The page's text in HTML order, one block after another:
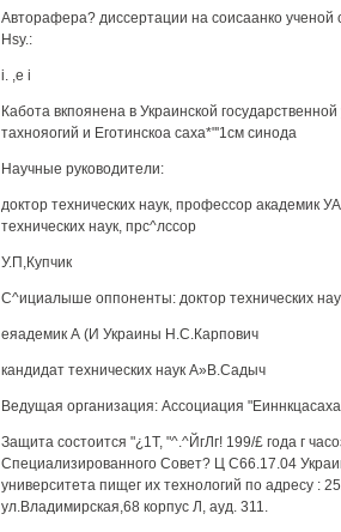
Авторафера? диссертации на соисаанко ученой
Hsy.:
i. ,е i
Кабота вкпоянена в Украинской
тахнояогий и Еготинскоа саха*"'1см синода
Научные руководители:
доктор технических наук, профессор академик
технических наук, прс^лссор
У.П,Купчик
С^ициалыше оппоненты: доктор технических
еяадемик А (И Украины Н.С.Карпович
кандидат технических наук А»В.Садыч
Ведущая организация: Ассоциация
Защита состоится "¿1Т, "^.^ЙгЛг! 199/£ года г
Специализированного Совет? Ц С66.17.04
университета пищег их технологий по адресу :
ул.Владимирская,68 корпус Л, ауд. 311.